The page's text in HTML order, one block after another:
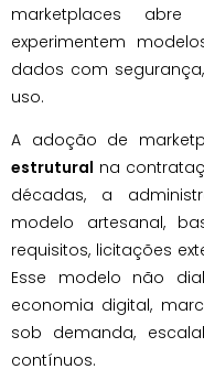
marketplaces
experimentem
dados com
uso.
A adoção de
estrutural na
décadas, a
modelo artesanal,
requisitos, licitações
Esse modelo não
economia digital,
sob demanda,
contínuos.